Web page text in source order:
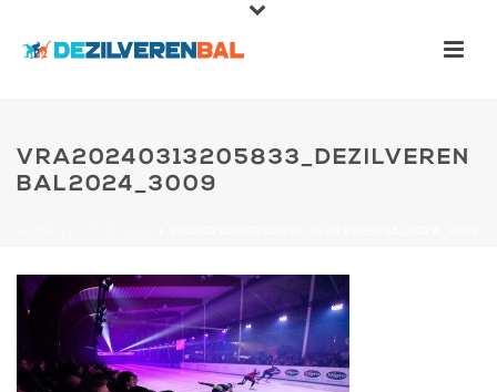
VRA20240313205833_DEZILVEREN
BAL2024_3009